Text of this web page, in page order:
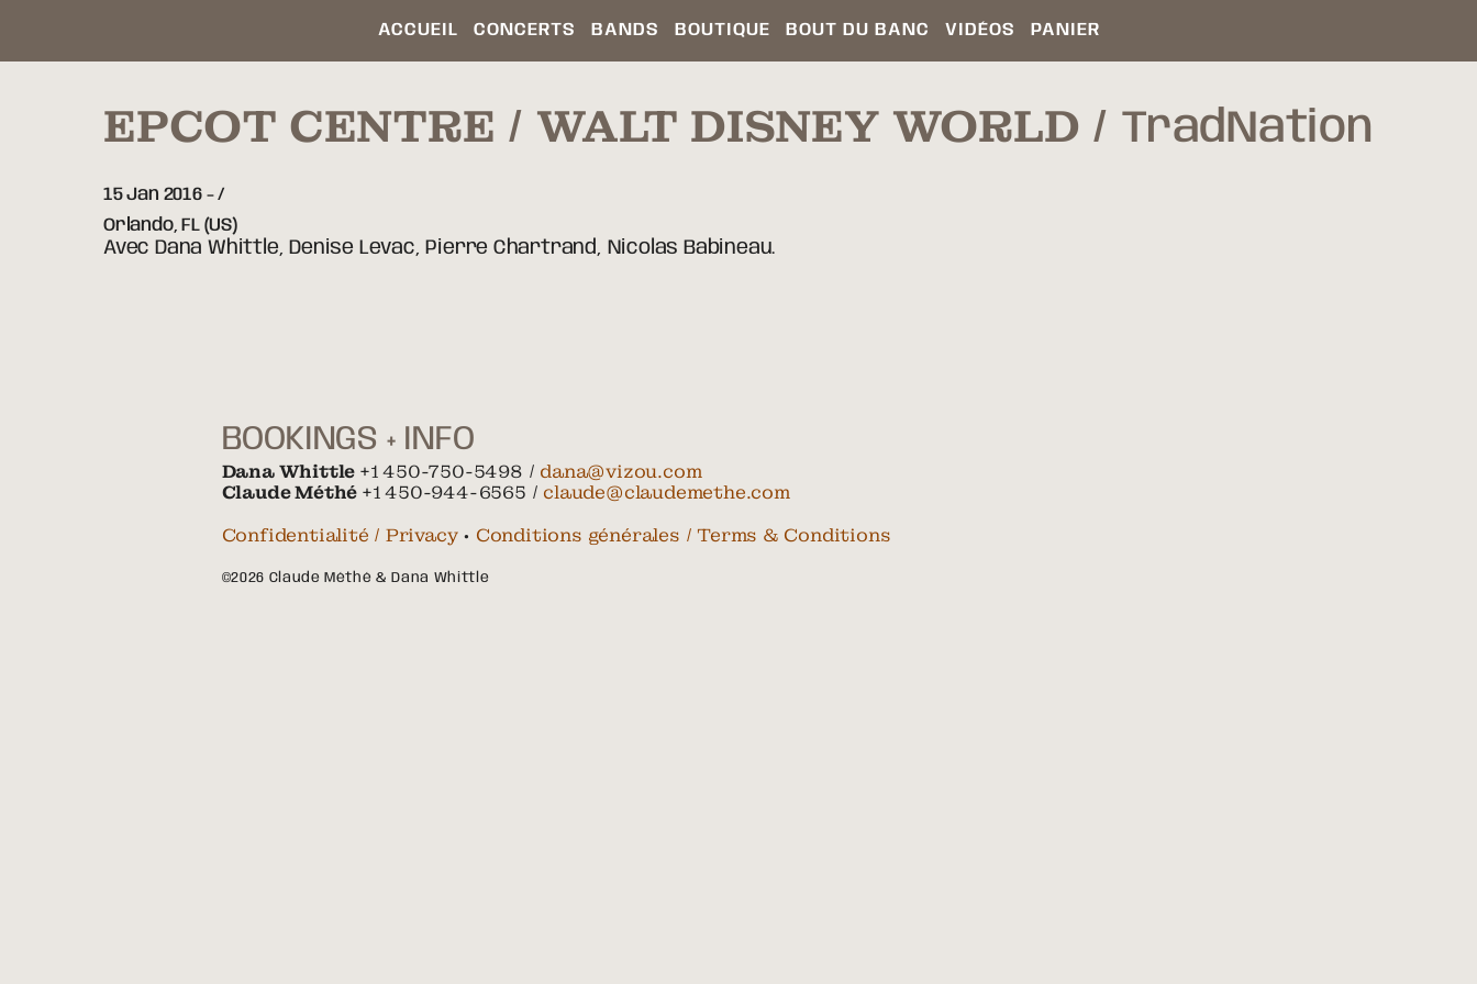
ACCUEIL CONCERTS BANDS BOUTIQUE BOUT DU BANC VIDÉOS PANIER
EPCOT CENTRE / WALT DISNEY WORLD TradNation
15 Jan 2016-
Orlando, FL (US)
Avec Dana Whittle, Denise Levac, Pierre Chartrand, Nicolas Babineau.
BOOKINGS + INFO
Dana Whittle +1 450-750-5498 / dana@vizou.com
Claude Méthé +1 450-944-6565 / claude@claudemethe.com
Confidentialité / Privacy• Conditions générales / Terms & Conditions
©2026 Claude Méthé & Dana Whittle